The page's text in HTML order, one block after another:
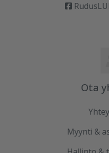
Ota
Myynti &